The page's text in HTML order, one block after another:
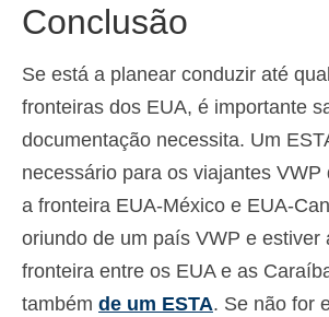
Conclusão
Se está a planear conduzir até
fronteiras dos EUA, é importante
documentação necessita. Um
necessário para os viajantes VWP
a fronteira EUA-México e EUA-
oriundo de um país VWP e estiver
fronteira entre os EUA e as
também de um ESTA. Se não for